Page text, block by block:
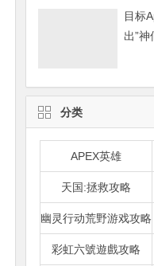
目标
出”
分类
APEX英雄
天国:拯救攻略
幽灵行动荒野游戏攻略
彩虹六號遊戲攻略